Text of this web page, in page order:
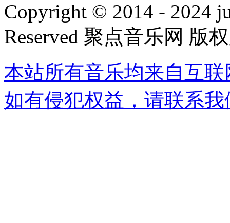
Copyright © 2014 - 2024
Reserved 聚点音乐网 版
本站所有音乐均来自互
如有侵犯权益，请联系